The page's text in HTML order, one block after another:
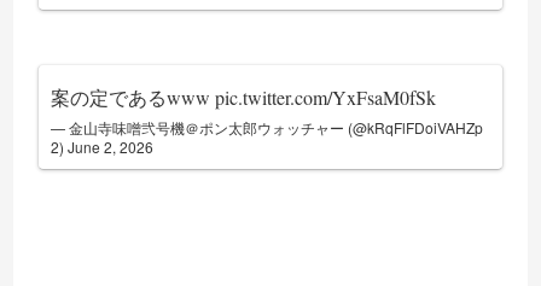
案の定であるwwwpic.twitter.com/YxFsaM0fSk
— 金山寺味噌弐号機＠ポン太郎ウォッチャー (@kRqFlFDoiVAHZp
2)June 2, 2026